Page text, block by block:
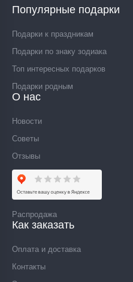
Популярные подарки
Подарки к праздникам
Подарки по знаку зодиака
Топ интересных подарков
Подарки родным
О нас
Новости
Советы
Отзывы
Распродажа
Как заказать
Оплата и доставка
Контакты